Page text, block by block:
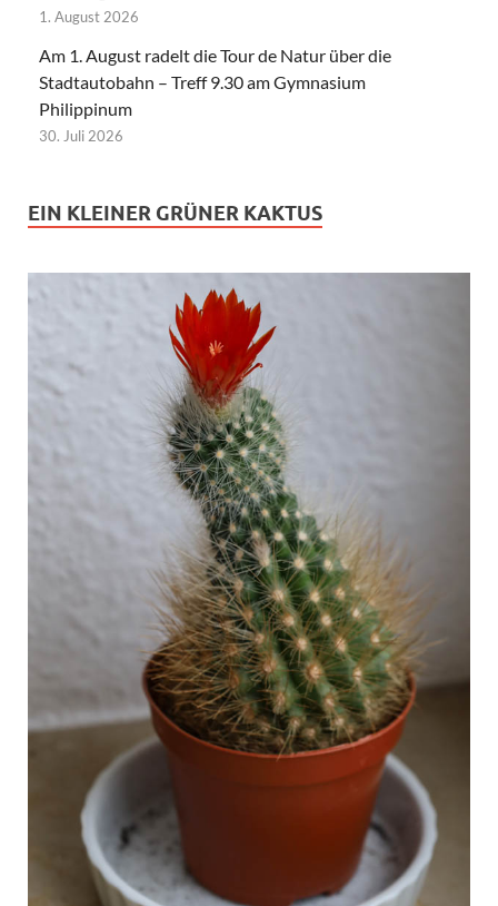
1. August 2026
Am 1. August radelt die Tour de Natur über die
Stadtautobahn – Treff 9.30 am Gymnasium
Philippinum
30. Juli 2026
EIN KLEINER GRÜNER KAKTUS